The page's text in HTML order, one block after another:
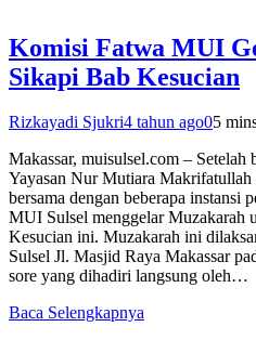
Komisi Fatwa MUI
Sikapi Bab Kesucian
Rizkayadi Sjukri4 tahun ago05
Makassar, muisulsel.com – Setelah
Yayasan Nur Mutiara Makrifatullah
bersama dengan beberapa
MUI Sulsel menggelar Muzakarah
Kesucian ini. Muzakarah ini
Sulsel Jl. Masjid Raya Makassar
sore yang dihadiri langsung oleh…
Baca Selengkapnya